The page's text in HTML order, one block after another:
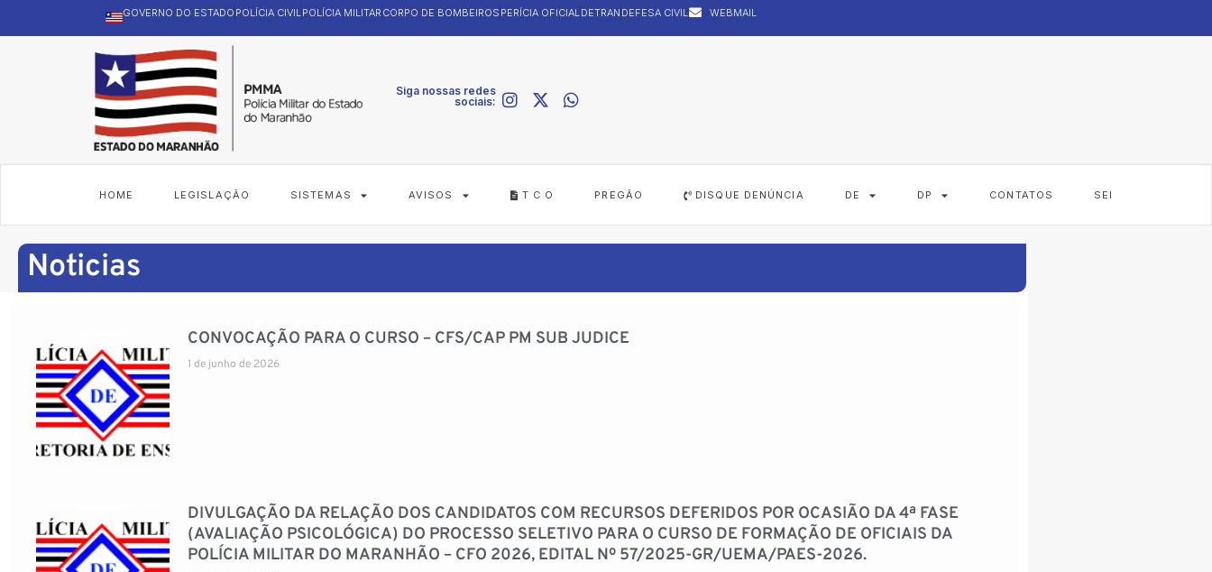
GOVERNO DO ESTADO POLÍCIA CIVILPOLÍCIA MILITAR CORPO DE BOMBEIROS PERÍCIA OFICIALDETRAN DEFESA CIVIL WEBMAIL
Siga nossas redes
sociais:
HOME LEGISLAÇÃO SISTEMAS AVISOS T C O PREGÃO DISQUE DENÚNCIA DE DP CONTATOS SEI
Noticias
CONVOCAÇÃO PARA O CURSO – CFS/CAP PM SUB JUDICE
1 de junho de 2026
DIVULGAÇÃO DA RELAÇÃO DOS CANDIDATOS COM RECURSOS DEFERIDOS POR OCASIÃO DA 4ª FASE
(AVALIAÇÃO PSICOLÓGICA) DO PROCESSO SELETIVO PARA O CURSO DE FORMAÇÃO DE OFICIAIS DA
POLÍCIA MILITAR DO MARANHÃO – CFO 2026, EDITAL Nº 57/2025-GR/UEMA/PAES-2026.